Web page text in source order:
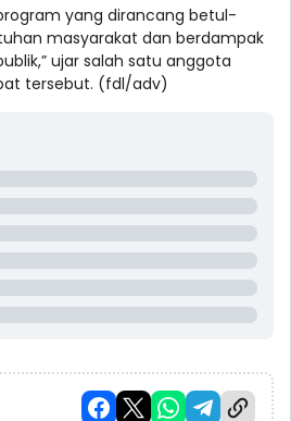
yang dirancang betul-
masyarakat dan berdampak
ujar salah satu anggota
tersebut. (fdl/adv)